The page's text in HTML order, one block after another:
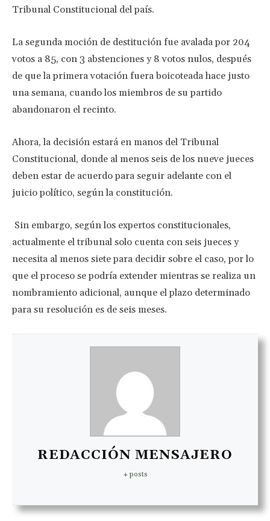
Tribunal Constitucional del país.
La segunda moción de destitución fue avalada por 204
votos a 85, con 3 abstenciones y 8 votos nulos, después
de que la primera votación fuera boicoteada hace justo
una semana, cuando los miembros de su partido
abandonaron el recinto.
Ahora, la decisión estará en manos del Tribunal
Constitucional, donde al menos seis de los nueve jueces
deben estar de acuerdo para seguir adelante con el
juicio político, según la constitución.
Sin embargo, según los expertos constitucionales,
actualmente el tribunal solo cuenta con seis jueces y
necesita al menos siete para decidir sobre el caso, por lo
que el proceso se podría extender mientras se realiza un
nombramiento adicional, aunque el plazo determinado
para su resolución es de seis meses.
REDACCIÓN MENSAJERO
+ posts